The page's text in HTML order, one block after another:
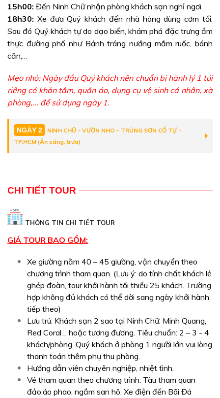
15h00: Đến Ninh Chữ nhận phòng khách sạn nghỉ ngơi.
18h30: Xe đưa Quý khách đến nhà hàng dùng cơm tối.
Sau đó Quý khách tự do dạo biển, khám phá đặc trưng ẩm
thực đường phố như Bánh tráng nướng mắm ruốc, bánh
căn,…
Mẹo nhỏ: Ngày đầu Quý khách nên chuẩn bị hành lý 1 túi
riêng có khăn tắm, quần áo, dụng cụ vệ sinh cá nhân, xà
phòng,... để sử dụng ngày 1.
NGÀY 2
NINH CHỮ - VƯỜN NHO – TRÙNG SƠN CỔ TỰ -
TP.HCM (Ăn sáng, trưa)
CHI TIẾT TOUR
THÔNG TIN CHI TIẾT TOUR
GIÁ TOUR BAO GỒM:
Xe giường nằm 40 – 45 giường, vận chuyển theo
chương trình tham quan. (Lưu ý: do tính chất khách lẻ
ghép đoàn, tour khởi hành tối thiểu 25 khách. Trường
hợp không đủ khách có thể dời sang ngày khởi hành
tiếp theo)
Lưu trú: Khách sạn 2 sao tại Ninh Chữ: Minh Quang,
Red Coral… hoặc tương đương. Tiêu chuẩn: 2 – 3 - 4
khách/phòng. Quý khách ở phòng 1 người lớn vui lòng
thanh toán thêm phụ thu phòng.
Hướng dẫn viên chuyên nghiệp, nhiệt tình.
Vé tham quan theo chương trình: Tàu tham quan
đảo,áo phao, ngắm san hô. Xe điện đến Bãi Đá